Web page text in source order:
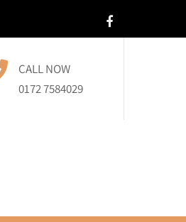
CALL NOW
0172 7584029